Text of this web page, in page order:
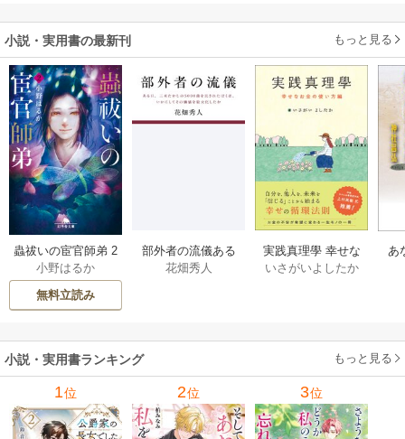
小説・実用書の最新刊 もっと見る
蟲祓いの宦官師弟 2
巻
小野はるか
無料立読み
部外者の流儀ある
日、三木たかしの5
したか 1巻
花畑秀人
実践真理學 幸せな
お金の使い方編 1巻
いさがいよしたか
あ
小説・実用書ランキング もっと見る
1位 2位 3位